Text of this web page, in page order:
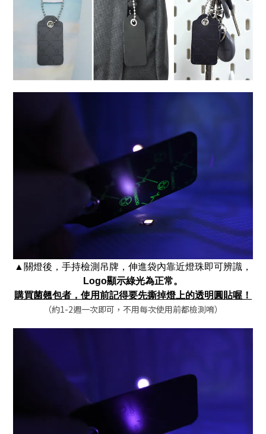
▲關燈後，手持檢測吊牌，伸進袋內靠近燈珠即可辨識，
Logo顯示綠光為正常。
購買菌翹包者，使用前記得要先撕掉燈上的透明圓貼喔！
（約1-2週一次即可，不用每次使用前都檢測唷）